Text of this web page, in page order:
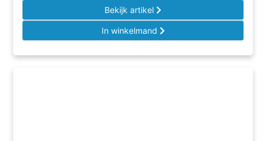
Bekijk artikel
In winkelmand